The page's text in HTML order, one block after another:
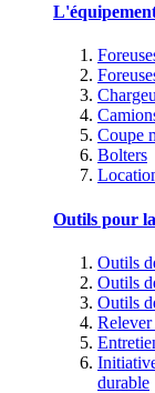
Coupe
Bolters
Outils pour
Outils
Outils
Outils
durable